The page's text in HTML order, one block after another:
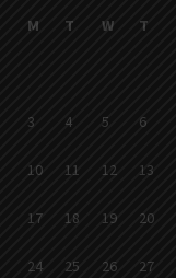
M
T W T
3 4 5 6
10 11 12 13
17 18 19 20
24 25 26 27